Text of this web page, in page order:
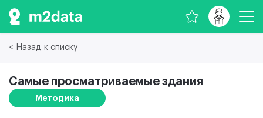
< Назад к списку
Самые просматриваемые здания
Методика